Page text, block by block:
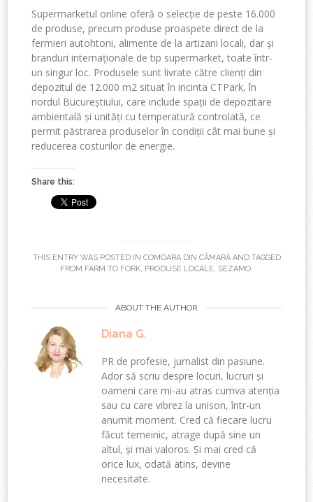
Supermarketul online oferă o selecție de peste 16.000
de produse, precum produse proaspete direct de la
fermieri autohtoni, alimente de la artizani locali, dar și
branduri internaționale de tip supermarket, toate într-
un singur loc. Produsele sunt livrate către clienți din
depozitul de 12.000 m2 situat în incinta CTPark, în
nordul Bucureștiului, care include spații de depozitare
ambientală și unități cu temperatură controlată, ce
permit păstrarea produselor în condiții cât mai bune și
reducerea costurilor de energie.
Share this:
THIS ENTRY WAS POSTED IN COMOARA DIN CĂMARĂAND TAGGED
FROM FARM TO FORK PRODUSE LOCALE SEZAMO
ABOUT THE AUTHOR
Diana G.
PR de profesie, jurnalist din pasiune.
Ador să scriu despre locuri, lucruri și
oameni care mi-au atras cumva atenția
sau cu care vibrez la unison, într-un
anumit moment. Cred că fiecare lucru
făcut temeinic, atrage după sine un
altul, și mai valoros. Și mai cred că
orice lux, odată atins, devine
necesitate.